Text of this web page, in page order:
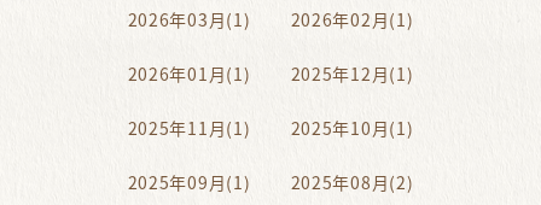
2026年03月(1) 2026年02月(1)
2026年01月(1) 2025年12月(1)
2025年11月(1) 2025年10月(1)
2025年09月(1) 2025年08月(2)